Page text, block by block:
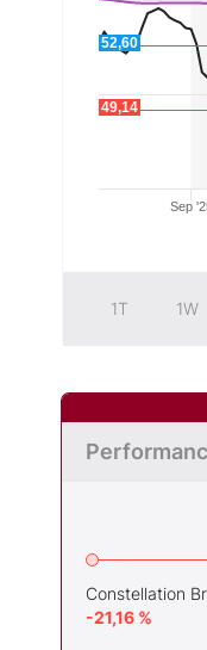
Sep
52,60
49,14
1T 1W
-21,16 %